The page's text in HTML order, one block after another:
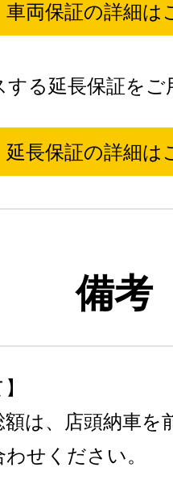
車両保証の詳細は
する延長保証を
延長保証の詳細は
備考
は、店頭納車を
せください。